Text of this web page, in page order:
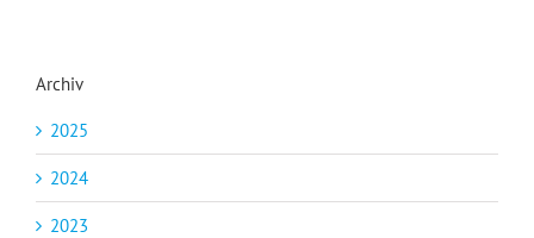
Archiv
2025
2024
2023